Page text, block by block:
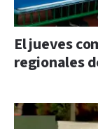
El jueves
regionales